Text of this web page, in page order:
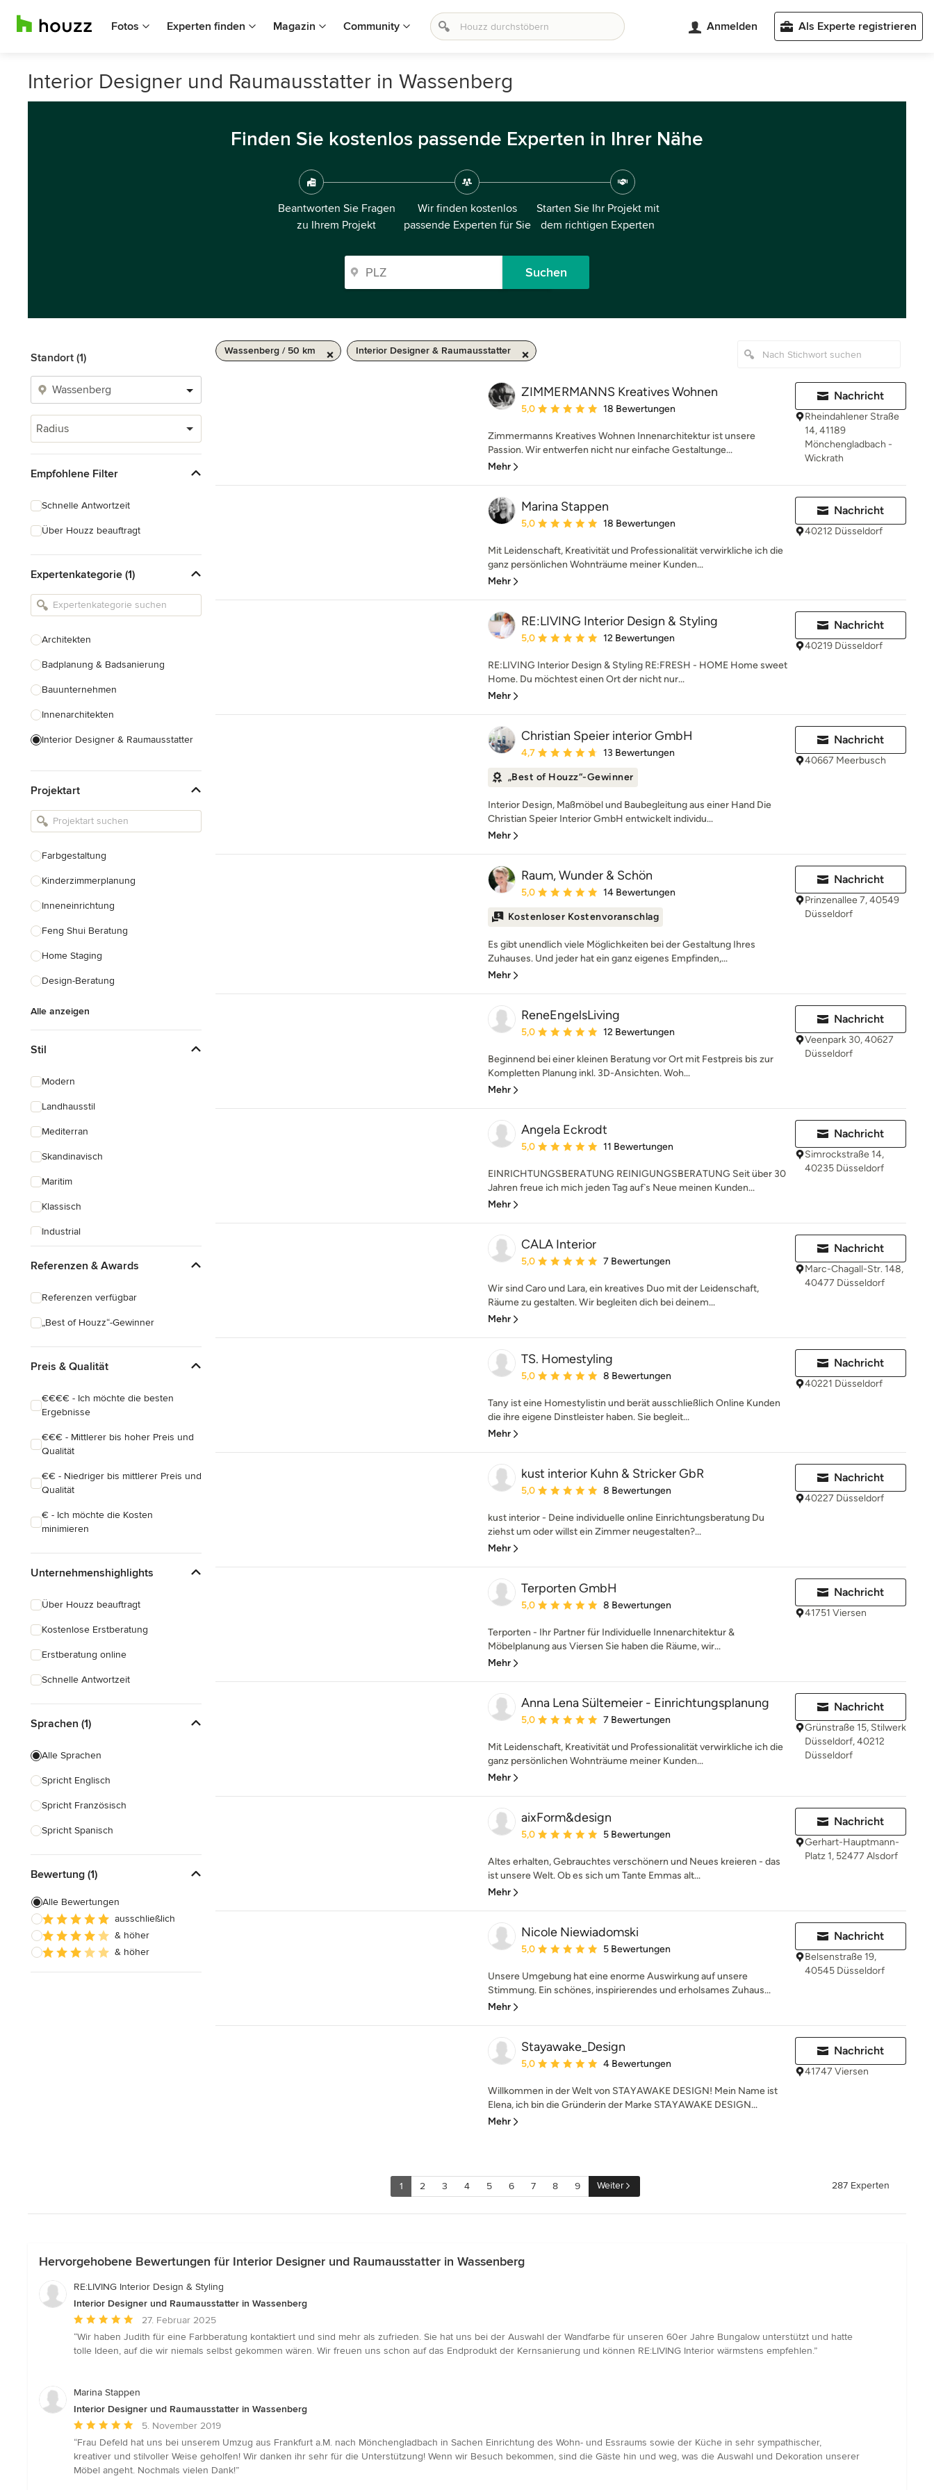
Fotos Experten finden Magazin Community Anmelden Als Experte registrieren
Interior Designer und Raumausstatter in Wassenberg
Finden Sie kostenlos passende Experten in Ihrer Nähe
Beantworten Sie Fragen
zu Ihrem Projekt
Wir finden kostenlos
passende Experten für Sie
Starten Sie Ihr Projekt mit
dem richtigen Experten
Suchen
Standort (1)
Radius
Empfohlene Filter
Schnelle Antwortzeit
Über Houzz beauftragt
Expertenkategorie (1)
Architekten
Badplanung & Badsanierung
Bauunternehmen
Innenarchitekten
Interior Designer & Raumausstatter
Landschaftsarchitekten
Armaturen & Sanitärbedarf
Einbauschränke
Projektart
Farbgestaltung
Kinderzimmerplanung
Inneneinrichtung
Feng Shui Beratung
Home Staging
Design-Beratung
Alle anzeigen
Stil
Modern
Landhausstil
Mediterran
Skandinavisch
Maritim
Klassisch
Industrial
Referenzen & Awards
Referenzen verfügbar
„Best of Houzz“-Gewinner
Preis & Qualität
€€€€ - Ich möchte die besten
Ergebnisse
€€€ - Mittlerer bis hoher Preis und
Qualität
€€ - Niedriger bis mittlerer Preis und
Qualität
€ - Ich möchte die Kosten
minimieren
Unternehmenshighlights
Über Houzz beauftragt
Kostenlose Erstberatung
Erstberatung online
Schnelle Antwortzeit
Sprachen (1)
Alle Sprachen
Spricht Englisch
Spricht Französisch
Spricht Spanisch
Bewertung (1)
Alle Bewertungen
ausschließlich
& höher
& höher
Wassenberg / 50 km Interior Designer & Raumausstatter
ZIMMERMANNS Kreatives Wohnen
Durchschnittliche Bewertung: 5 von 5 Sternen
5,0 18 Bewertungen
Zimmermanns Kreatives Wohnen Innenarchitektur ist unsere
Passion. Wir entwerfen nicht nur einfache Gestaltunge...
Mehr
Nachricht
Rheindahlener Straße
14, 41189
Mönchengladbach -
Wickrath
Marina Stappen
Durchschnittliche Bewertung: 5 von 5 Sternen
5,0 18 Bewertungen
Mit Leidenschaft, Kreativität und Professionalität verwirkliche ich die
ganz persönlichen Wohnträume meiner Kunden...
Mehr
Nachricht
40212 Düsseldorf
RE:LIVING Interior Design & Styling
Durchschnittliche Bewertung: 5 von 5 Sternen
5,0 12 Bewertungen
RE:LIVING Interior Design & Styling RE:FRESH - HOME Home sweet
Home. Du möchtest einen Ort der nicht nur...
Mehr
Nachricht
40219 Düsseldorf
Christian Speier interior GmbH
Durchschnittliche Bewertung: 4.7 von 5 Sternen
4,7 13 Bewertungen
„Best of Houzz“-Gewinner
Interior Design, Maßmöbel und Baubegleitung aus einer Hand Die
Christian Speier Interior GmbH entwickelt individu...
Mehr
Nachricht
40667 Meerbusch
Raum, Wunder & Schön
Durchschnittliche Bewertung: 5 von 5 Sternen
5,0 14 Bewertungen
Kostenloser Kostenvoranschlag
Es gibt unendlich viele Möglichkeiten bei der Gestaltung Ihres
Zuhauses. Und jeder hat ein ganz eigenes Empfinden,...
Mehr
Nachricht
Prinzenallee 7, 40549
Düsseldorf
ReneEngelsLiving
Durchschnittliche Bewertung: 5 von 5 Sternen
5,0 12 Bewertungen
Beginnend bei einer kleinen Beratung vor Ort mit Festpreis bis zur
Kompletten Planung inkl. 3D-Ansichten. Woh...
Mehr
Nachricht
Veenpark 30, 40627
Düsseldorf
Angela Eckrodt
Durchschnittliche Bewertung: 5 von 5 Sternen
5,0 11 Bewertungen
EINRICHTUNGSBERATUNG REINIGUNGSBERATUNG Seit über 30
Jahren freue ich mich jeden Tag auf`s Neue meinen Kunden...
Mehr
Nachricht
Simrockstraße 14,
40235 Düsseldorf
CALA Interior
Durchschnittliche Bewertung: 5 von 5 Sternen
5,0 7 Bewertungen
Wir sind Caro und Lara, ein kreatives Duo mit der Leidenschaft,
Räume zu gestalten. Wir begleiten dich bei deinem...
Mehr
Nachricht
Marc-Chagall-Str. 148,
40477 Düsseldorf
TS. Homestyling
Durchschnittliche Bewertung: 5 von 5 Sternen
5,0 8 Bewertungen
Tany ist eine Homestylistin und berät ausschließlich Online Kunden
die ihre eigene Dinstleister haben. Sie begleit...
Mehr
Nachricht
40221 Düsseldorf
kust interior Kuhn & Stricker GbR
Durchschnittliche Bewertung: 5 von 5 Sternen
5,0 8 Bewertungen
kust interior - Deine individuelle online Einrichtungsberatung Du
ziehst um oder willst ein Zimmer neugestalten?...
Mehr
Nachricht
40227 Düsseldorf
Terporten GmbH
Durchschnittliche Bewertung: 5 von 5 Sternen
5,0 8 Bewertungen
Terporten - Ihr Partner für Individuelle Innenarchitektur &
Möbelplanung aus Viersen Sie haben die Räume, wir...
Mehr
Nachricht
41751 Viersen
Anna Lena Sültemeier - Einrichtungsplanung
Durchschnittliche Bewertung: 5 von 5 Sternen
5,0 7 Bewertungen
Mit Leidenschaft, Kreativität und Professionalität verwirkliche ich die
ganz persönlichen Wohnträume meiner Kunden...
Mehr
Nachricht
Grünstraße 15, Stilwerk
Düsseldorf, 40212
Düsseldorf
aixForm&design
Durchschnittliche Bewertung: 5 von 5 Sternen
5,0 5 Bewertungen
Altes erhalten, Gebrauchtes verschönern und Neues kreieren - das
ist unsere Welt. Ob es sich um Tante Emmas alt...
Mehr
Nachricht
Gerhart-Hauptmann-
Platz 1, 52477 Alsdorf
Nicole Niewiadomski
Durchschnittliche Bewertung: 5 von 5 Sternen
5,0 5 Bewertungen
Unsere Umgebung hat eine enorme Auswirkung auf unsere
Stimmung. Ein schönes, inspirierendes und erholsames Zuhaus...
Mehr
Nachricht
Belsenstraße 19,
40545 Düsseldorf
Stayawake_Design
Durchschnittliche Bewertung: 5 von 5 Sternen
5,0 4 Bewertungen
Willkommen in der Welt von STAYAWAKE DESIGN! Mein Name ist
Elena, ich bin die Gründerin der Marke STAYAWAKE DESIGN...
Mehr
Nachricht
41747 Viersen
1 2 3 4 5 6 7 8 9 Weiter 287 Experten
Hervorgehobene Bewertungen für Interior Designer und Raumausstatter in Wassenberg
RE:LIVING Interior Design & Styling
Interior Designer und Raumausstatter in Wassenberg
Durchschnittliche
Bewertung:
5
Sternen
27. Februar 2025
“Wir haben Judith für eine Farbberatung kontaktiert und sind mehr als zufrieden. Sie hat uns bei der Auswahl der Wandfarbe für unseren 60er Jahre Bungalow unterstützt und hatte
tolle Ideen, auf die wir niemals selbst gekommen wären. Wir freuen uns schon auf das Endprodukt der Kernsanierung und können RE:LIVING Interior wärmstens empfehlen.”
Marina Stappen
Interior Designer und Raumausstatter in Wassenberg
Durchschnittliche
Bewertung:
5
von
5. November 2019
“Frau Defeld hat uns bei unserem Umzug aus Frankfurt a.M. nach Mönchengladbach in Sachen Einrichtung des Wohn- und Essraums sowie der Küche in sehr sympathischer,
kreativer und stilvoller Weise geholfen! Wir danken ihr sehr für die Unterstützung! Wenn wir Besuch bekommen, sind die Gäste hin und weg, was die Auswahl und Dekoration unserer
Möbel angeht. Nochmals vielen Dank!”